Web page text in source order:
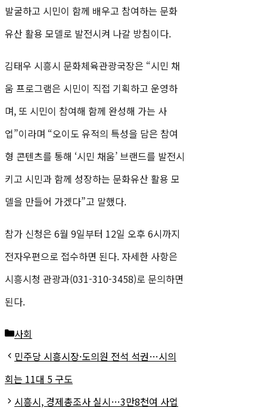
발굴하고 시민이 함께 배우고 참여하는 문화
유산 활용 모델로 발전시켜 나갈 방침이다.
김태우 시흥시 문화체육관광국장은 “시민 채
움 프로그램은 시민이 직접 기획하고 운영하
며, 또 시민이 참여해 함께 완성해 가는 사
업”이라며 “오이도 유적의 특성을 담은 참여
형 콘텐츠를 통해 ‘시민 채움’ 브랜드를 발전시
키고 시민과 함께 성장하는 문화유산 활용 모
델을 만들어 가겠다”고 말했다.
참가 신청은 6월 9일부터 12일 오후 6시까지
전자우편으로 접수하면 된다. 자세한 사항은
시흥시청 관광과(031-310-3458)로 문의하면
된다.
카
테
고
리
사회
민주당 시흥시장·도의원 전석 석권…시의
회는 11대 5 구도
시흥시, 경제총조사 실시…3만8천여 사업